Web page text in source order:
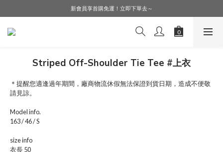
LINE好友募集中，加入就送購物金$50！
新會員享首購免運！立即下單去～
會員購物享會員價，點擊登入查詢會員折扣！
Striped Off-Shoulder Tie Tee #上衣
＊提醒您適逢過年期間，廠商物流休假無法保證到貨日期，造成不便敬
請見諒。
Model info.
163 / 46 / S
size info
衣長 50